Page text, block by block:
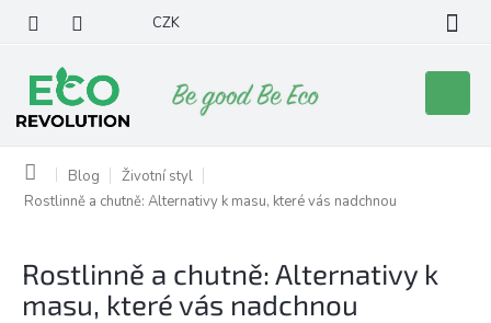
obsah
CZK
košík
Domů Blog
Životní styl
Rostlinně a chutně: Alternativy k masu, které vás nadchnou
Rostlinně a chutně: Alternativy k
masu, které vás nadchnou